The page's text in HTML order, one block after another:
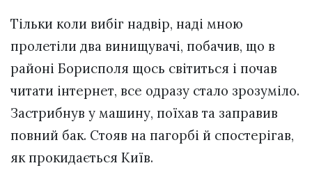
Тільки коли вибіг надвір, наді мною
пролетіли два винищувачі, побачив, що в
районі Борисполя щось світиться і почав
читати інтернет, все одразу стало зрозуміло.
Застрибнув у машину, поїхав та заправив
повний бак. Стояв на пагорбі й спостерігав,
як прокидається Київ.